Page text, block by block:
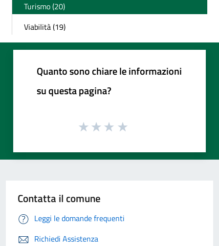
Turismo (20)
Viabilità (19)
Quanto sono chiare le informazioni
su questa pagina?
Contatta il comune
Leggi le domande frequenti
Richiedi Assistenza